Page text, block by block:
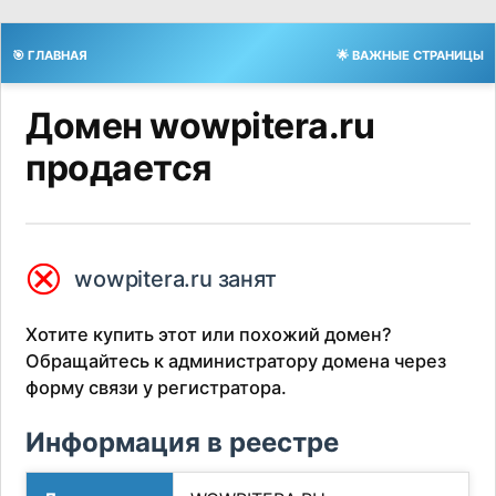
🎯 ГЛАВНАЯ 🌟 ВАЖНЫЕ СТРАНИЦЫ
Домен wowpitera.ru
продается
⮿ wowpitera.ru занят
Хотите купить этот или похожий домен?
Обращайтесь к администратору домена через
форму связи у регистратора.
Информация в реестре